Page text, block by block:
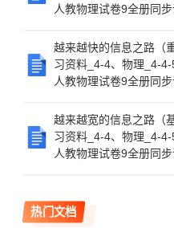
人教物理试卷9全册同
越来越快的信息之路（
习资料_4-4、物理_4-
人教物理试卷9全册同
越来越宽的信息之路（
习资料_4-4、物理_4-
人教物理试卷9全册同
热门文档